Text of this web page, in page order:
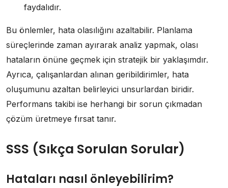
faydalıdır.
Bu önlemler, hata olasılığını azaltabilir. Planlama
süreçlerinde zaman ayırarak analiz yapmak, olası
hataların önüne geçmek için stratejik bir yaklaşımdır.
Ayrıca, çalışanlardan alınan geribildirimler, hata
oluşumunu azaltan belirleyici unsurlardan biridir.
Performans takibi ise herhangi bir sorun çıkmadan
çözüm üretmeye fırsat tanır.
SSS (Sıkça Sorulan Sorular)
Hataları nasıl önleyebilirim?